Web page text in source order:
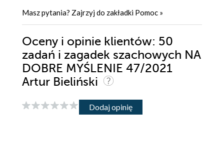
Masz pytania? Zajrzyj do zakładki Pomoc »
Oceny i opinie klientów: 50
zadań i zagadek szachowych NA
DOBRE MYŚLENIE 47/2021
Artur Bieliński
Dodaj opinię